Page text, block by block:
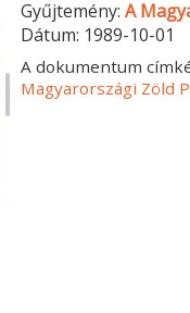
Gyűjtemény:A
Dátum: 1989-10-01
A dokumentum
Magyarországi Zöld